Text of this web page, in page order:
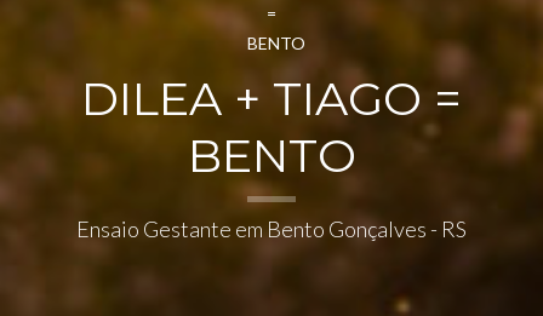
DILEA + TIAGO =
BENTO
Ensaio Gestante em Bento Gonçalves - RS